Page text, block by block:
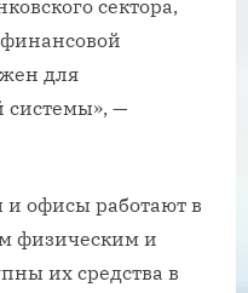
сектора,
для
системы», —
и офисы работают в
физическим и
их средства в